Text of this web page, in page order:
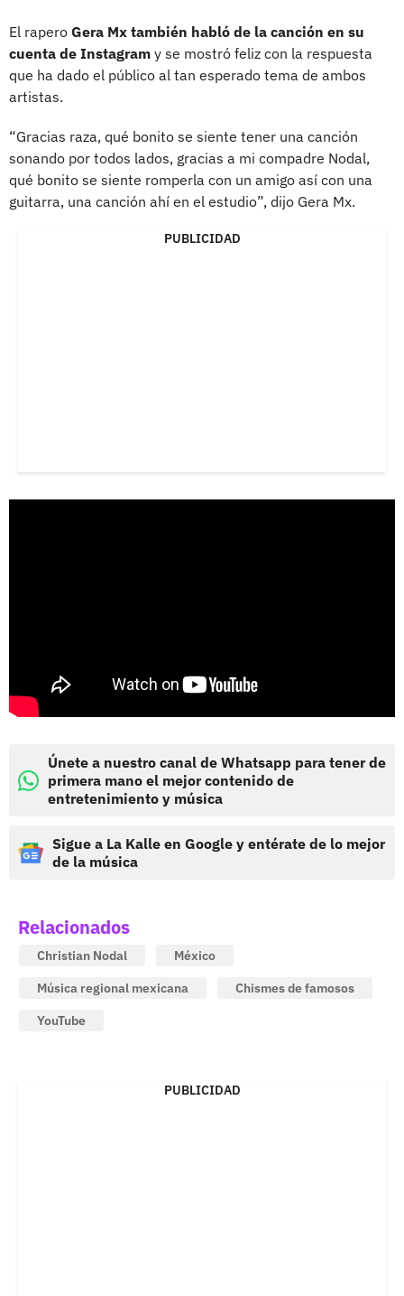
El rapero Gera Mx también habló de la canción en su
cuenta de Instagram y se mostró feliz con la respuesta
que ha dado el público al tan esperado tema de ambos
artistas.
“Gracias raza, qué bonito se siente tener una canción
sonando por todos lados, gracias a mi compadre Nodal,
qué bonito se siente romperla con un amigo así con una
guitarra, una canción ahí en el estudio”, dijo Gera Mx.
PUBLICIDAD
Únete a nuestro canal de Whatsapp para tener de
primera mano el mejor contenido de
entretenimiento y música
Sigue a La Kalle en Google y entérate de lo mejor
de la música
Relacionados
Christian Nodal
México
Música regional mexicana
Chismes de famosos
YouTube
PUBLICIDAD